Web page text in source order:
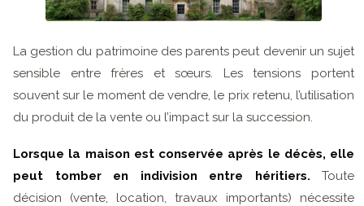
La gestion du patrimoine des parents peut devenir un sujet
sensible entre frères et sœurs. Les tensions portent
souvent sur le moment de vendre, le prix retenu, l’utilisation
du produit de la vente ou l’impact sur la succession.
Lorsque la maison est conservée après le décès, elle
peut tomber en indivision entre héritiers. Toute
décision (vente, location, travaux importants) nécessite